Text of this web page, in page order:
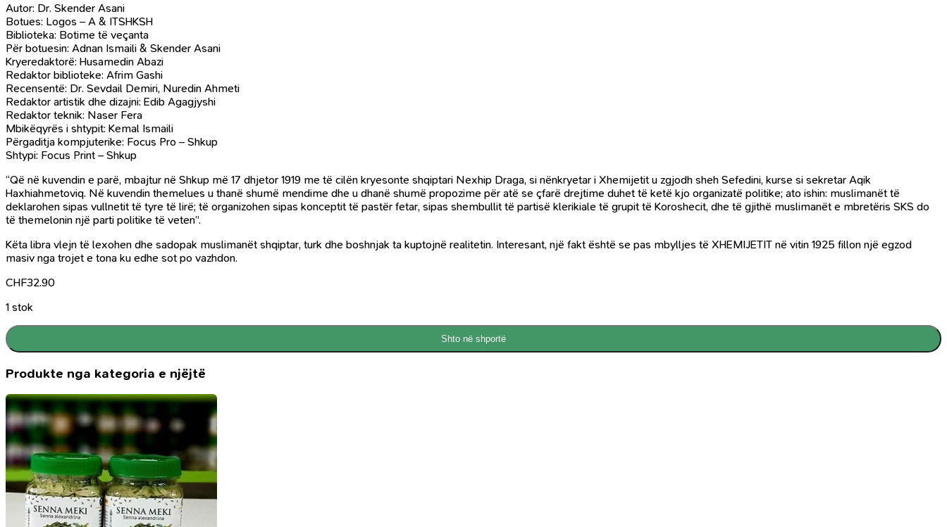
Autor: Dr. Skender Asani
Botues: Logos – A & ITSHKSH
Biblioteka: Botime të veçanta
Për botuesin: Adnan Ismaili & Skender Asani
Kryeredaktorë: Husamedin Abazi
Redaktor biblioteke: Afrim Gashi
Recensentë: Dr. Sevdail Demiri, Nuredin Ahmeti
Redaktor artistik dhe dizajni: Edib Agagjyshi
Redaktor teknik: Naser Fera
Mbikëqyrës i shtypit: Kemal Ismaili
Përgaditja kompjuterike: Focus Pro – Shkup
Shtypi: Focus Print – Shkup
“Që në kuvendin e parë, mbajtur në Shkup më 17 dhjetor 1919 me të cilën kryesonte shqiptari Nexhip Draga, si nënkryetar i Xhemijetit u zgjodh sheh Sefedini, kurse si sekretar Aqik
Haxhiahmetoviq. Në kuvendin themelues u thanë shumë mendime dhe u dhanë shumë propozime për atë se çfarë drejtime duhet të ketë kjo organizatë politike; ato ishin: muslimanët të
deklarohen sipas vullnetit të tyre të lirë; të organizohen sipas konceptit të pastër fetar, sipas shembullit të partisë klerikiale të grupit të Koroshecit, dhe të gjithë muslimanët e mbretëris SKS do
të themelonin një parti politike të veten”.
Këta libra vlejn të lexohen dhe sadopak muslimanët shqiptar, turk dhe boshnjak ta kuptojnë realitetin. Interesant, një fakt është se pas mbylljes të XHEMIJETIT në vitin 1925 fillon një egzod
masiv nga trojet e tona ku edhe sot po vazhdon.
CHF32.90
1 stok
Shto në shportë
Produkte nga kategoria e njëjtë